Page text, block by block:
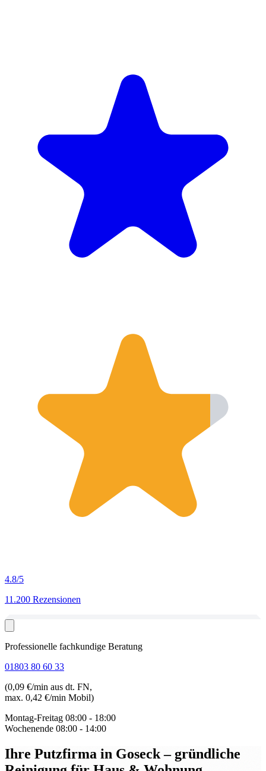
4.8/5
11.200 Rezensionen
Professionelle fachkundige Beratung
01803 80 60 33
(0,09 €/min aus dt. FN,
max. 0,42 €/min Mobil)
Montag-Freitag 08:00 - 18:00
Wochenende 08:00 - 14:00
Ihre Putzfirma in Goseck– gründliche